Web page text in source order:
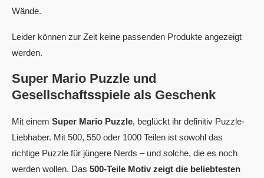
Wände.
Leider können zur Zeit keine passenden Produkte angezeigt
werden.
Super Mario Puzzle und
Gesellschaftsspiele als Geschenk
Mit einem Super Mario Puzzle, beglückt ihr definitiv Puzzle-
Liebhaber. Mit 500, 550 oder 1000 Teilen ist sowohl das
richtige Puzzle für jüngere Nerds – und solche, die es noch
werden wollen. Das 500-Teile Motiv zeigt die beliebtesten